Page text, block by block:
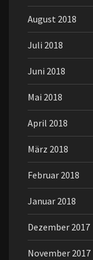
August 2018
Juli 2018
Juni 2018
Mai 2018
April 2018
März 2018
Februar 2018
Januar 2018
Dezember 2017
November 2017